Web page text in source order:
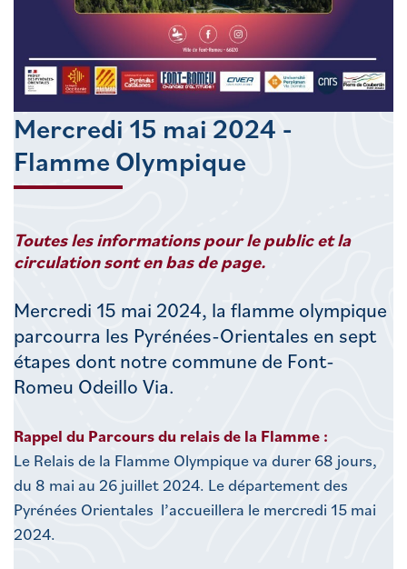
Mercredi 15 mai 2024 -
Flamme Olympique
Toutes les informations pour le public et la
circulation sont en bas de page.
Mercredi 15 mai 2024, la flamme olympique
parcourra les Pyrénées-Orientales en sept
étapes dont notre commune de Font-
Romeu Odeillo Via.
Rappel du Parcours du relais de la Flamme :
Le Relais de la Flamme Olympique va durer 68 jours,
du 8 mai au 26 juillet 2024. Le département des
Pyrénées Orientales l’accueillera le mercredi 15 mai
2024.